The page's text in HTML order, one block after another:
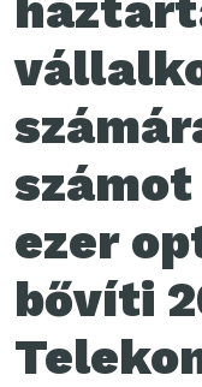
ezer
bővíti